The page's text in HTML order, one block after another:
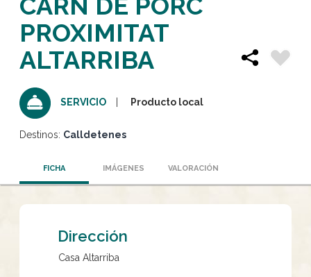
PROXIMITAT
ALTARRIBA
SERVICIO Producto local
Destinos: Calldetenes
FICHA IMÁGENES VALORACIÓN
Dirección
Casa Altarriba